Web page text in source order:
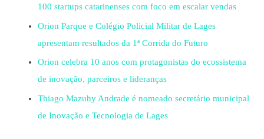
100 startups catarinenses com foco em escalar vendas
Orion Parque e Colégio Policial Militar de Lages
apresentam resultados da 1ª Corrida do Futuro
Orion celebra 10 anos com protagonistas do ecossistema
de inovação, parceiros e lideranças
Thiago Mazuhy Andrade é nomeado secretário municipal
de Inovação e Tecnologia de Lages